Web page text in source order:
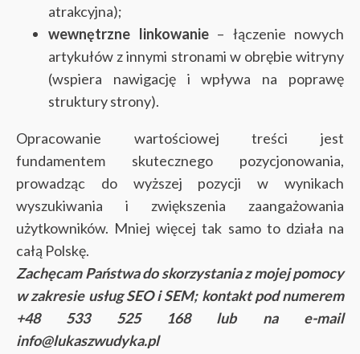
atrakcyjna);
wewnętrzne linkowanie– łączenie nowych
artykułów z innymi stronami w obrębie witryny
(wspiera nawigację i wpływa na poprawę
struktury strony).
Opracowanie wartościowej treści jest
fundamentem skutecznego pozycjonowania,
prowadząc do wyższej pozycji w wynikach
wyszukiwania i zwiększenia zaangażowania
użytkowników. Mniej więcej tak samo to działa na
całą Polskę.
Zachęcam Państwa do skorzystania z mojej pomocy
w zakresie usług SEO i SEM; kontakt pod numerem
+48 533 525 168 lub na e-mail
info@lukaszwudyka.pl